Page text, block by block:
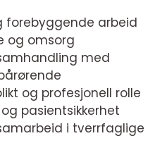
forebyggende arbeid
og omsorg
med
og profesjonell rolle
pasientsikkerhet
i tverrfaglige